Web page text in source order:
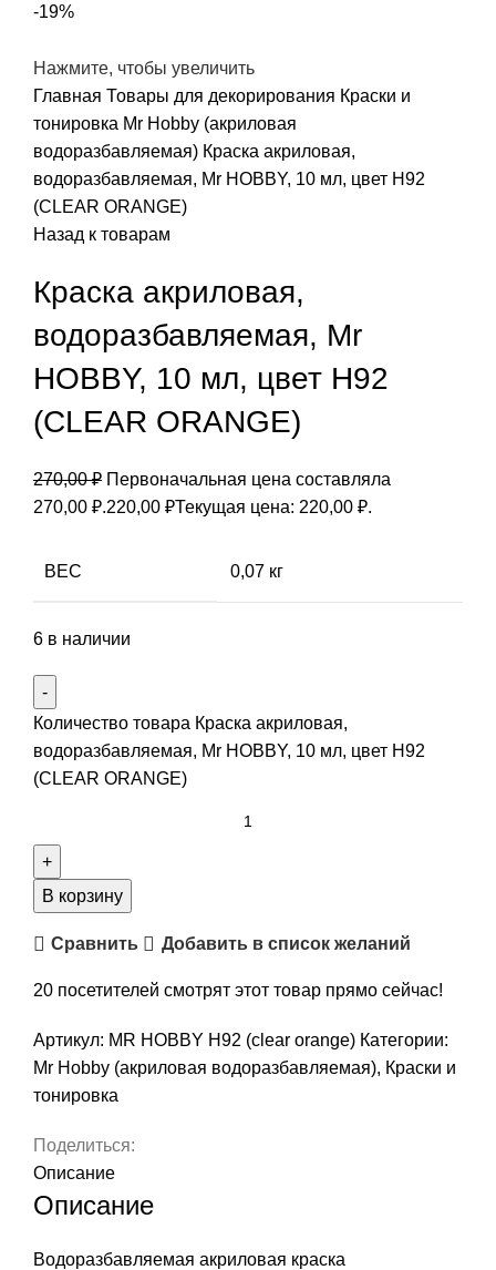
-19%
Нажмите, чтобы увеличить
Главная Товары для декорирования Краски и
тонировка Mr Hobby (акриловая
водоразбавляемая) Краска акриловая,
водоразбавляемая, Mr HOBBY, 10 мл, цвет Н92
(CLEAR ORANGE)
Назад к товарам
Краска акриловая,
водоразбавляемая, Mr
HOBBY, 10 мл, цвет Н92
(CLEAR ORANGE)
270,00₽ Первоначальная цена составляла
270,00 ₽.220,00 ₽Текущая цена: 220,00 ₽.
ВЕС 0,07 кг
6 в наличии
Количество товара Краска акриловая,
водоразбавляемая, Mr HOBBY, 10 мл, цвет Н92
(CLEAR ORANGE)
В корзину
Сравнить Добавить в список желаний
20 посетителей смотрят этот товар прямо сейчас!
Артикул: MR HOBBY H92 (clear orange) Категории:
Mr Hobby (акриловая водоразбавляемая), Краски и
тонировка
Поделиться:
Описание
Описание
Водоразбавляемая акриловая краска